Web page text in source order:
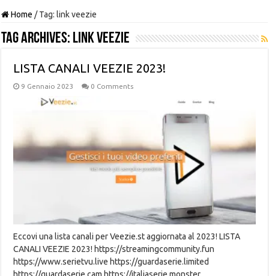
Home / Tag: link veezie
Tag Archives: link veezie
LISTA CANALI VEEZIE 2023!
9 Gennaio 2023 0 Comments
Eccovi una lista canali per Veezie.st aggiornata al 2023! LISTA
CANALI VEEZIE 2023! https://streamingcommunity.fun
https://www.serietvu.live https://guardaserie.limited